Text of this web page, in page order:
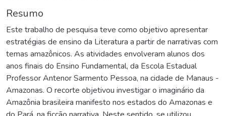
Resumo
Este trabalho de pesquisa teve como objetivo apresentar
estratégias de ensino da Literatura a partir de narrativas com
temas amazônicos. As atividades envolveram alunos dos
anos finais do Ensino Fundamental, da Escola Estadual
Professor Antenor Sarmento Pessoa, na cidade de Manaus -
Amazonas. O recorte objetivou investigar o imaginário da
Amazônia brasileira manifesto nos estados do Amazonas e